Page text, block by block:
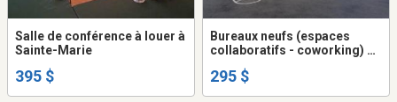
Salle de conférence à louer à
Sainte-Marie
395 $
Bureaux neufs (espaces
collaboratifs - coworking) à
SAINTE-MARIE
295 $